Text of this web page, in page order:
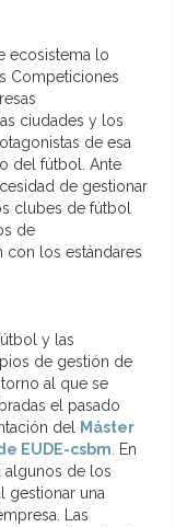
ecosistema lo
Competiciones
ciudades y los
de esa
del fútbol. Ante
de gestionar
clubes de fútbol
de
con los estándares
y las
de gestión de
al que se
el pasado
del Máster
EUDE-csbm. En
algunos de los
gestionar una
Las